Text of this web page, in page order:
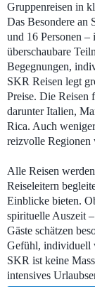
Gruppenreisen in
Das Besondere an
und 16 Personen –
überschaubare
Begegnungen,
SKR Reisen legt
Preise. Die Reisen
darunter Italien,
Rica. Auch
reizvolle Regionen
Alle Reisen
Reiseleitern
Einblicke bieten.
spirituelle Auszeit
Gäste schätzen
Gefühl, individuell
SKR ist keine
intensives